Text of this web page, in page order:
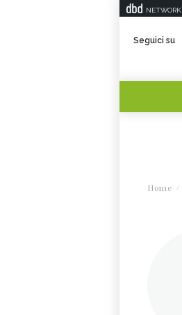
NETWORK
Seguici su
Home